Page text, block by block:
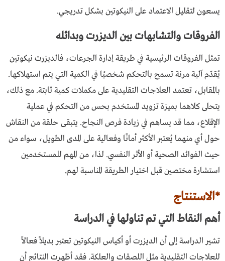
يسعون لتقليل الاعتماد على النيكوتين بشكل تدريجي.
الفروقات والتشابهات بين الديزرت وبدائله
تمثل الفروقات الرئيسية في طريقة إدارة الجرعات، فالديزرت نيكوتين
يُقدّم آلية مرنة تسمح بالتحكم شخصيًا في الكمية التي يتم استهلاكها.
بالمقابل، تعتمد العلاجات التقليدية على مكملات كمية ثابتة. مع ذلك،
يتحلى كلاهما بميزة تزويد المستخدم بحس من التحكم في عملية
الإقلاع، مما قد يساهم في زيادة فرص النجاح. يتبقى حلقة من النقاش
حول أي منهما يُعتبر الأكثر أمانًا وفعالية على المدى الطويل، سواء من
حيث الفوائد الصحية أو الأثر النفسي. لذا، من المهم للمستخدمين
استشارة مختصين قبل اختيار الطريقة المناسبة لهم.
*الاستنتاج
أهم النقاط التي تم تناولها في الدراسة
تشير الدراسة إلى أن الديزرت أو أكياس النيكوتين تعتبر بديلاً فعالاً
للعلاجات التقليدية مثل اللصقات والعلكة. فقد أظهرت النتائج أن